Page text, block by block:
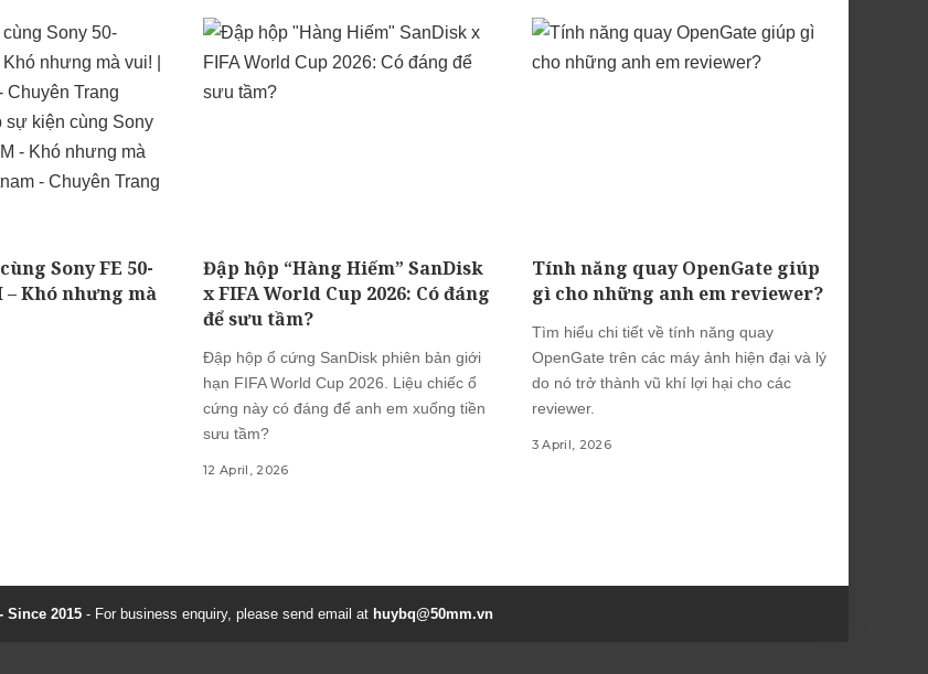
Sony FE 50-
– Khó nhưng mà
Đập hộp “Hàng Hiếm” SanDisk
x FIFA World Cup 2026: Có đáng
để sưu tầm?
Đập hộp ổ cứng SanDisk phiên bản giới
hạn FIFA World Cup 2026. Liệu chiếc ổ
cứng này có đáng để anh em xuống tiền
sưu tầm?
12 April, 2026
Tính năng quay OpenGate giúp
gì cho những anh em reviewer?
Tìm hiểu chi tiết về tính năng quay
OpenGate trên các máy ảnh hiện đại và lý
do nó trở thành vũ khí lợi hại cho các
reviewer.
3 April, 2026
Since 2015- For business enquiry, please send email at huybq@50mm.vn